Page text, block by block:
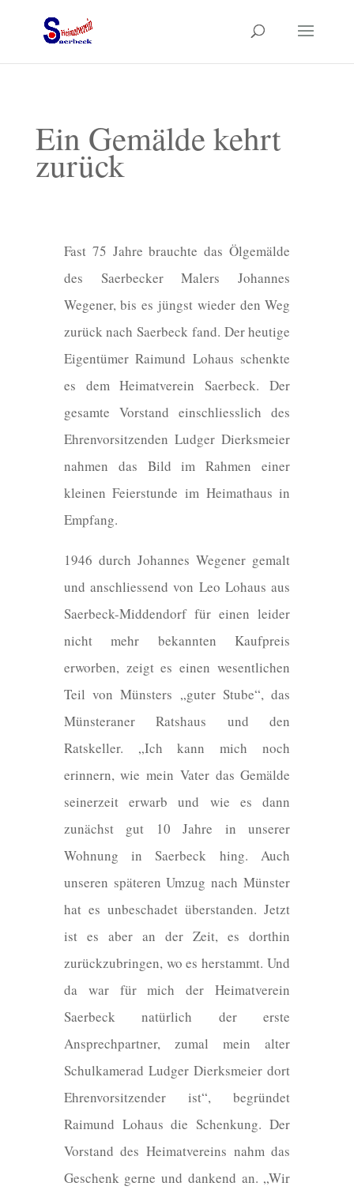
Ein Gemälde kehrt
zurück
Fast 75 Jahre brauchte das Ölgemälde
des Saerbecker Malers Johannes
Wegener, bis es jüngst wieder den Weg
zurück nach Saerbeck fand. Der heutige
Eigentümer Raimund Lohaus schenkte
es dem Heimatverein Saerbeck. Der
gesamte Vorstand einschliesslich des
Ehrenvorsitzenden Ludger Dierksmeier
nahmen das Bild im Rahmen einer
kleinen Feierstunde im Heimathaus in
Empfang.
1946 durch Johannes Wegener gemalt
und anschliessend von Leo Lohaus aus
Saerbeck-Middendorf für einen leider
nicht mehr bekannten Kaufpreis
erworben, zeigt es einen wesentlichen
Teil von Münsters „guter Stube“, das
Münsteraner Ratshaus und den
Ratskeller. „Ich kann mich noch
erinnern, wie mein Vater das Gemälde
seinerzeit erwarb und wie es dann
zunächst gut 10 Jahre in unserer
Wohnung in Saerbeck hing. Auch
unseren späteren Umzug nach Münster
hat es unbeschadet überstanden. Jetzt
ist es aber an der Zeit, es dorthin
zurückzubringen, wo es herstammt. Und
da war für mich der Heimatverein
Saerbeck natürlich der erste
Ansprechpartner, zumal mein alter
Schulkamerad Ludger Dierksmeier dort
Ehrenvorsitzender ist“, begründet
Raimund Lohaus die Schenkung. Der
Vorstand des Heimatvereins nahm das
Geschenk gerne und dankend an. „Wir